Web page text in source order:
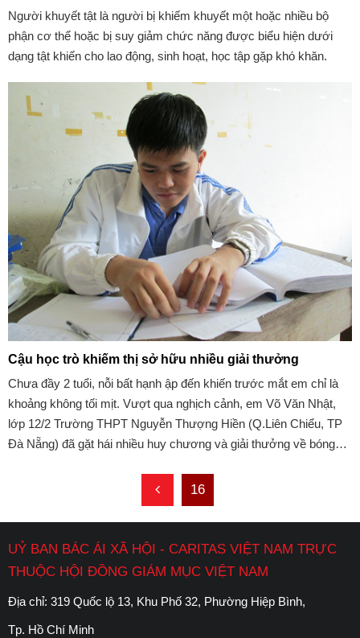
Người khuyết tật là người bị khiếm khuyết một hoặc nhiều bộ
phận cơ thể hoặc bị suy giảm chức năng được biểu hiện dưới
dạng tật khiến cho lao động, sinh hoạt, học tập gặp khó khăn.
Cậu học trò khiếm thị sở hữu nhiều giải thưởng
Chưa đầy 2 tuổi, nỗi bất hạnh ập đến khiến trước mắt em chỉ là
khoảng không tối mịt. Vượt qua nghịch cảnh, em Võ Văn Nhật,
lớp 12/2 Trường THPT Nguyễn Thượng Hiền (Q.Liên Chiểu, TP
Đà Nẵng) đã gặt hái nhiều huy chương và giải thưởng về bóng
16
UỶ BAN BÁC ÁI XÃ HỘI - CARITAS VIỆT NAM TRỰC
THUỘC HỘI ĐỒNG GIÁM MỤC VIỆT NAM
Địa chỉ: 319 Quốc lộ 13, Khu Phố 32, Phường Hiệp Bình,
Tp. Hồ Chí Minh